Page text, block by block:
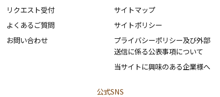
リクエスト受付
よくあるご質問
お問い合わせ
サイトマップ
サイトポリシー
プライバシーポリシー及び外部
送信に係る公表事項について
当サイトに興味のある企業様へ
公式SNS